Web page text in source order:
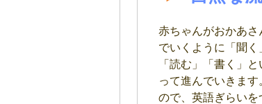
赤ちゃんがおかあ
でいくように「聞く
「読む」「書く」
って進んでいきま
ので、英語ぎらいを